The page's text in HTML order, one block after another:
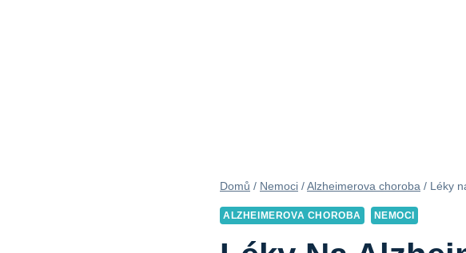
Domů / Nemoci /Alzheimerova choroba / Léky
ALZHEIMEROVA CHOROBA NEMOCI